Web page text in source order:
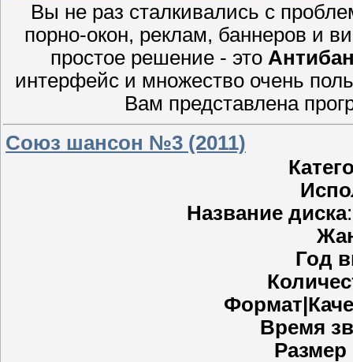
Вы не раз сталкивались с
порно-окон, реклам, баннеров и
простое решение - это
интерфейс и множество очень
Вам представлена
Союз шансон №3 (2011)
Название диска
Год
Время